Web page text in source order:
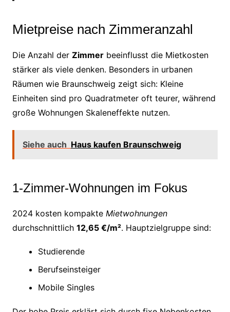
Mietpreise nach Zimmeranzahl
Die Anzahl der Zimmerbeeinflusst die Mietkosten
stärker als viele denken. Besonders in urbanen
Räumen wie Braunschweig zeigt sich: Kleine
Einheiten sind pro Quadratmeter oft teurer, während
große Wohnungen Skaleneffekte nutzen.
Siehe auch Haus kaufen Braunschweig
1-Zimmer-Wohnungen im Fokus
2024 kosten kompakte Mietwohnungen
durchschnittlich 12,65 €/m². Hauptzielgruppe sind:
Studierende
Berufseinsteiger
Mobile Singles